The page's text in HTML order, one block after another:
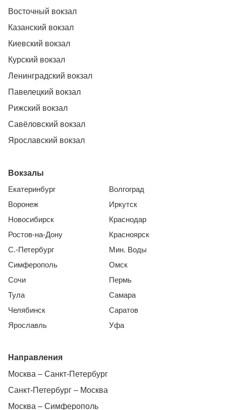
Восточный вокзал
Казанский вокзал
Киевский вокзал
Курский вокзал
Ленинградский вокзал
Павелецкий вокзал
Рижский вокзал
Савёловский вокзал
Ярославский вокзал
Вокзалы
Екатеринбург
Воронеж
Новосибирск
Ростов-на-Дону
С.-Петербург
Симферополь
Сочи
Тула
Челябинск
Ярославль
Волгоград
Иркутск
Краснодар
Красноярск
Мин. Воды
Омск
Пермь
Самара
Саратов
Уфа
Направления
Москва – Санкт-Петербург
Санкт-Петербург – Москва
Москва – Симферополь